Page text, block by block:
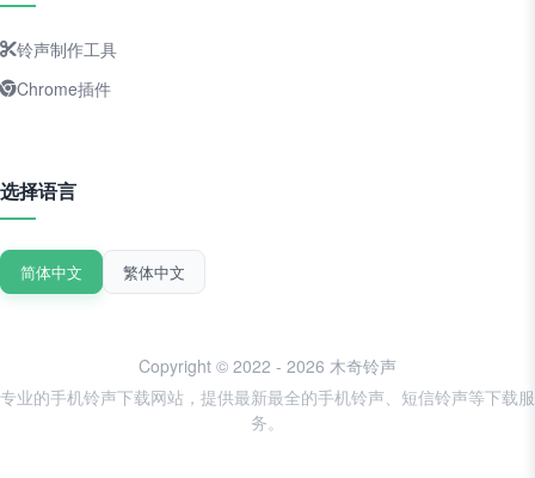
铃声制作工具
Chrome插件
选择语言
简体中文 繁体中文
Copyright © 2022 - 2026 木奇铃声
专业的手机铃声下载网站，提供最新最全的手机铃声、短信铃声等下载服
务。